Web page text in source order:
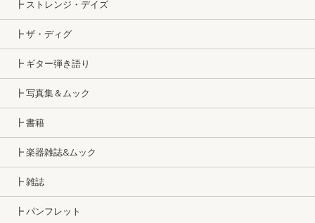
┣ ストレンジ・デイズ
┣ ザ・ディグ
┣ ギター弾き語り
┣ 写真集＆ムック
┣ 書籍
┣ 楽器雑誌&ムック
┣ 雑誌
┣ パンフレット